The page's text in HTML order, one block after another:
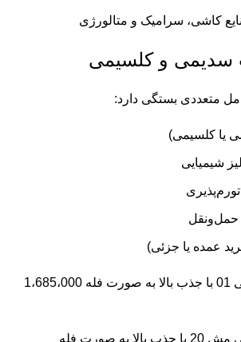
کاشی، سرامیک و متالورژی
سدیمی و کلسیمی
متعددی بستگی دارد:
یا کلسیمی)
شیمیایی
حمل‌ونقل
عمده یا جزئی)
قیمت بنتونیت سدیمی 01 با جذب بالا به صورت فله 1،685،000
قیمت بنتونیت سدیمی مش 20 با جذب بالا به صورت فله